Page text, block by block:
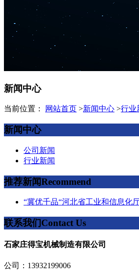
新闻中心
当前位置： 网站首页 >新闻中心 >行业
新闻中心
公司新闻
行业新闻
推荐新闻Recommend
“冀优千品“河北省工业和信息化
联系我们Contact Us
石家庄得宝机械制造有限公司
公司：13932199006